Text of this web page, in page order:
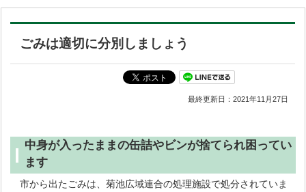
ごみは適切に分別しましょう
最終更新日：2021年11月27日
中身が入ったままの缶詰やビンが捨てられ困ってい
ます
市から出たごみは、菊池広域連合の処理施設で処分されていま